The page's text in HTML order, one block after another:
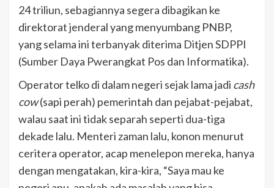
24 triliun, sebagiannya segera dibagikan ke
direktorat jenderal yang menyumbang PNBP,
yang selama ini terbanyak diterima Ditjen SDPPI
(Sumber Daya Pwerangkat Pos dan Informatika).
Operator telko di dalam negeri sejak lama jadi cash
cow(sapi perah) pemerintah dan pejabat-pejabat,
walau saat ini tidak separah seperti dua-tiga
dekade lalu. Menteri zaman lalu, konon menurut
ceritera operator, acap menelepon mereka, hanya
dengan mengatakan, kira-kira, “Saya mau ke